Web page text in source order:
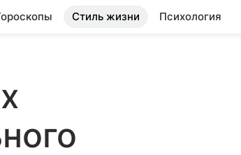
Стиль жизни Психология